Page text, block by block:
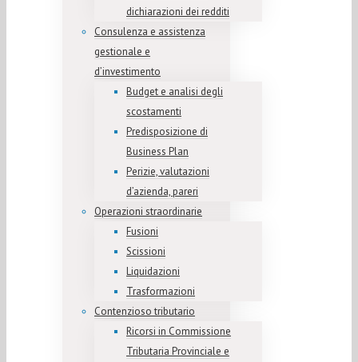
dichiarazioni dei redditi
Consulenza e assistenza
gestionale e
d’investimento
Budget e analisi degli
scostamenti
Predisposizione di
Business Plan
Perizie, valutazioni
d’azienda, pareri
Operazioni straordinarie
Fusioni
Scissioni
Liquidazioni
Trasformazioni
Contenzioso tributario
Ricorsi in Commissione
Tributaria Provinciale e